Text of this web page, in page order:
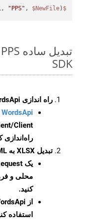
$slidesapi
"PPS" , $NewFile);
SDK
راه اندازی WordsApi و CellsApi
WordsApi
راه‌اندازی
تبدیل XLSX به HTML با WordsApi
یک
کنید.
استفاده